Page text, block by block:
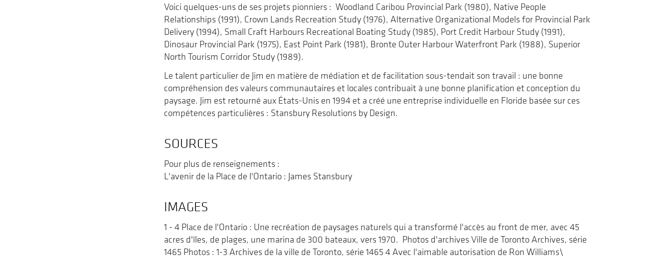
Voici quelques-uns de ses projets pionniers : Woodland Caribou Provincial Park (1980), Native People
Relationships (1991), Crown Lands Recreation Study (1976), Alternative Organizational Models for Provincial Park
Delivery (1994), Small Craft Harbours Recreational Boating Study (1985), Port Credit Harbour Study (1991),
Dinosaur Provincial Park (1975), East Point Park (1981), Bronte Outer Harbour Waterfront Park (1988), Superior
North Tourism Corridor Study (1989).
Le talent particulier de Jim en matière de médiation et de facilitation sous-tendait son travail : une bonne
compréhension des valeurs communautaires et locales contribuait à une bonne planification et conception du
paysage. Jim est retourné aux États-Unis en 1994 et a créé une entreprise individuelle en Floride basée sur ces
compétences particulières : Stansbury Resolutions by Design.
SOURCES
Pour plus de renseignements :
L'avenir de la Place de l'Ontario : James Stansbury
IMAGES
1 - 4 Place de l'Ontario : Une recréation de paysages naturels qui a transformé l'accès au front de mer, avec 45
acres d'îles, de plages, une marina de 300 bateaux, vers 1970. Photos d'archives Ville de Toronto Archives, série
1465 Photos : 1-3 Archives de la ville de Toronto, série 1465 4 Avec l'aimable autorisation de Ron Williams\